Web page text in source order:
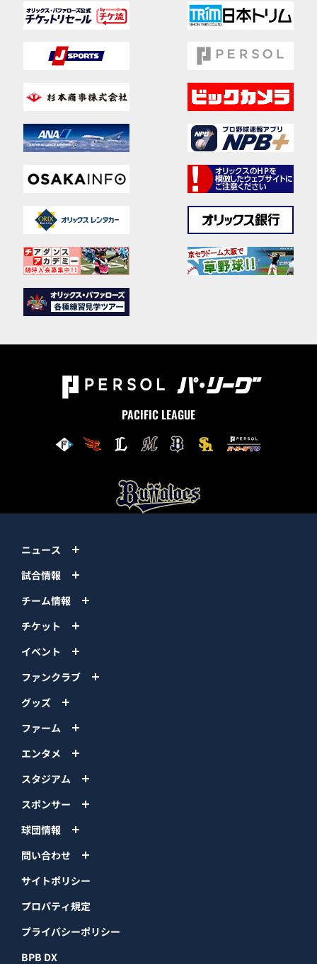
PACIFIC LEAGUE
ニュース
試合情報
チーム情報
チケット
イベント
ファンクラブ
グッズ
ファーム
エンタメ
スタジアム
スポンサー
球団情報
問い合わせ
サイトポリシー
プロパティ規定
プライバシーポリシー
BPB DX